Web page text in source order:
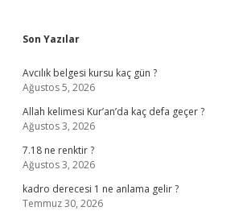
Sidebar
Son Yazılar
Avcılık belgesi kursu kaç gün ?
Ağustos 5, 2026
Allah kelimesi Kur’an’da kaç defa geçer ?
Ağustos 3, 2026
7.18 ne renktir ?
Ağustos 3, 2026
kadro derecesi 1 ne anlama gelir ?
Temmuz 30, 2026